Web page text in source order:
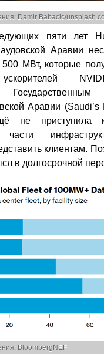
Damir Babacic/
пяти лет
Аравии
МВт, которые
Государственным
Аравии (Saudi’s
не приступила к
части
клиентам.
в долгосрочной
BloombergNEF